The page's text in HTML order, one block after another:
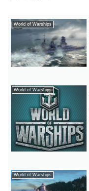
World of Warships
World of Warships
World of Warships